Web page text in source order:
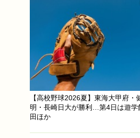
【高校野球2026夏】東海大甲府・
明・長崎日大が勝利…第4日は遊学
田ほか